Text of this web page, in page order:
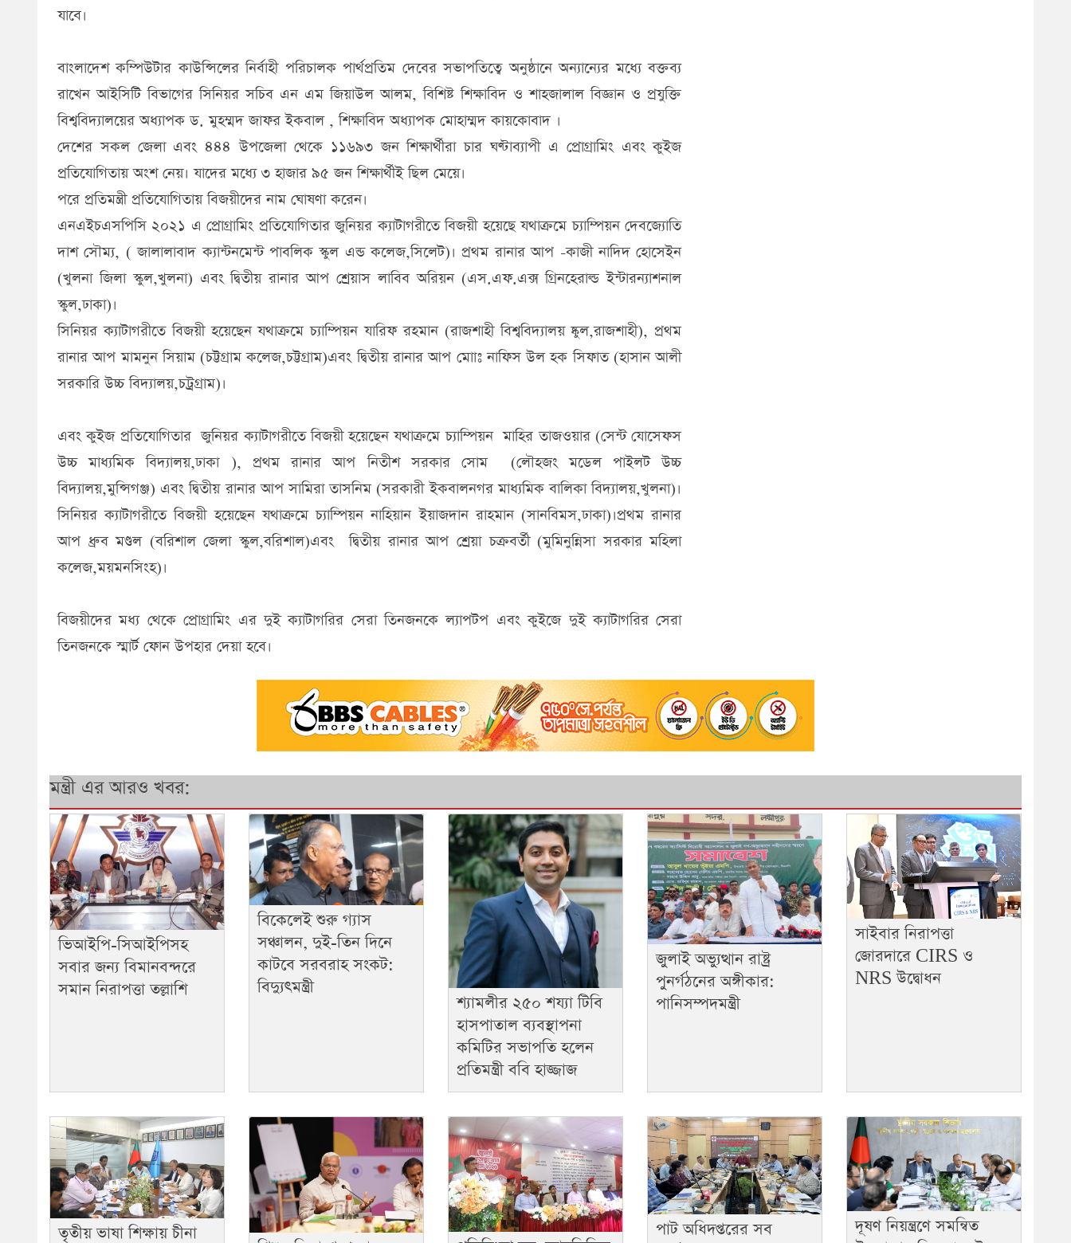
যাবে।
বাংলাদেশ কম্পিউটার কাউন্সিলের নির্বাহী পরিচালক পার্থপ্রতিম দেবের সভাপতিত্বে অনুষ্ঠানে অন্যান্যের মধ্যে বক্তব্য
রাখেন আইসিটি বিভাগের সিনিয়র সচিব এন এম জিয়াউল আলম, বিশিষ্ট শিক্ষাবিদ ও শাহজালাল বিজ্ঞান ও প্রযুক্তি
বিশ্ববিদ্যালয়ের অধ্যাপক ড. মুহম্মদ জাফর ইকবাল , শিক্ষাবিদ অধ্যাপক মোহাম্মদ কায়কোবাদ ।
দেশের সকল জেলা এবং ৪৪৪ উপজেলা থেকে ১১৬৯৩ জন শিক্ষার্থীরা চার ঘণ্টাব্যাপী এ প্রোগ্রামিং এবং কুইজ
প্রতিযোগিতায় অংশ নেয়। যাদের মধ্যে ৩ হাজার ৯৫ জন শিক্ষার্থীই ছিল মেয়ে।
পরে প্রতিমন্ত্রী প্রতিযোগিতায় বিজয়ীদের নাম ঘোষণা করেন।
এনএইচএসপিসি ২০২১ এ প্রোগ্রামিং প্রতিযোগিতার জুনিয়র ক্যাটাগরীতে বিজয়ী হয়েছে যথাক্রমে চ্যাম্পিয়ন দেবজ্যোতি
দাশ সৌম্য, ( জালালাবাদ ক্যান্টনমেন্ট পাবলিক স্কুল এন্ড কলেজ,সিলেট)। প্রথম রানার আপ -কাজী নাদিদ হোসেইন
(খুলনা জিলা স্কুল,খুলনা) এবং দ্বিতীয় রানার আপ শ্রেয়াস লাবিব অরিয়ন (এস.এফ.এক্স গ্রিনহেরাল্ড ইন্টারন্যাশনাল
স্কুল,ঢাকা)।
সিনিয়র ক্যাটাগরীতে বিজয়ী হয়েছেন যথাক্রমে চ্যাম্পিয়ন যারিফ রহমান (রাজশাহী বিশ্ববিদ্যালয় ষ্কুল,রাজশাহী), প্রথম
রানার আপ মামনুন সিয়াম (চট্টগ্রাম কলেজ,চট্টগ্রাম)এবং দ্বিতীয় রানার আপ মাোঃ নাফিস উল হক সিফাত (হাসান আলী
সরকারি উচ্চ বিদ্যালয়,চট্রগ্রাম)।
এবং কুইজ প্রতিযোগিতার জুনিয়র ক্যাটাগরীতে বিজয়ী হয়েছেন যথাক্রমে চ্যাম্পিয়ন মাহির তাজওয়ার (সেন্ট যোসেফস
উচ্চ মাধ্যমিক বিদ্যালয়,ঢাকা ), প্রথম রানার আপ নিতীশ সরকার সোম (লৌহজং মডেল পাইলট উচ্চ
বিদ্যালয়,মুন্সিগঞ্জ) এবং দ্বিতীয় রানার আপ সামিরা তাসনিম (সরকারী ইকবালনগর মাধ্যমিক বালিকা বিদ্যালয়,খুলনা)।
সিনিয়র ক্যাটাগরীতে বিজয়ী হয়েছেন যথাক্রমে চ্যাম্পিয়ন নাহিয়ান ইয়াজদান রাহমান (সানবিমস,ঢাকা)।প্রথম রানার
আপ ধ্রুব মণ্ডল (বরিশাল জেলা স্কুল,বরিশাল)এবং দ্বিতীয় রানার আপ শ্রেয়া চক্রবর্তী (মুমিনুন্নিসা সরকার মহিলা
কলেজ,ময়মনসিংহ)।
বিজয়ীদের মধ্য থেকে প্রোগ্রামিং এর দুই ক্যাটাগরির সেরা তিনজনকে ল্যাপটপ এবং কুইজে দুই ক্যাটাগরির সেরা
তিনজনকে স্মার্ট ফোন উপহার দেয়া হবে।
মন্ত্রী এর আরও খবর:
ভিআইপি-সিআইপিসহ
সবার জন্য বিমানবন্দরে
সমান নিরাপত্তা তল্লাশি
বিকেলেই শুরু গ্যাস
সঞ্চালন, দুই-তিন দিনে
কাটবে সরবরাহ সংকট:
বিদ্যুৎমন্ত্রী
শ্যামলীর ২৫০ শয্যা টিবি
হাসপাতাল ব্যবস্থাপনা
কমিটির সভাপতি হলেন
প্রতিমন্ত্রী ববি হাজ্জাজ
জুলাই অভ্যুত্থান রাষ্ট্র
পুনর্গঠনের অঙ্গীকার:
পানিসম্পদমন্ত্রী
সাইবার নিরাপত্তা
জোরদারে CIRS ও
NRS উদ্বোধন
তৃতীয় ভাষা শিক্ষায় চীনা
পাট অধিদপ্তরের সব
দূষণ নিয়ন্ত্রণে সমন্বিত